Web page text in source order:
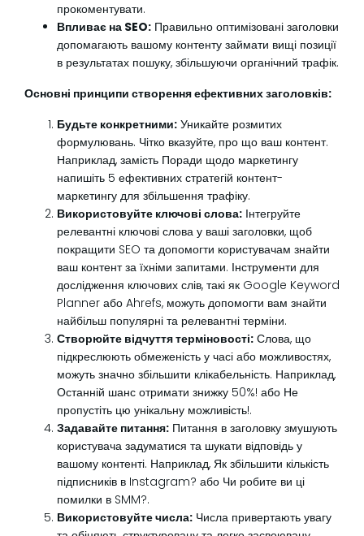
прокоментувати.
Впливає на SEO: Правильно оптимізовані заголовки
допомагають вашому контенту займати вищі позиції
в результатах пошуку, збільшуючи органічний трафік.
Основні принципи створення ефективних заголовків:
Будьте конкретними: Уникайте розмитих
формулювань. Чітко вказуйте, про що ваш контент.
Наприклад, замість Поради щодо маркетингу
напишіть 5 ефективних стратегій контент-
маркетингу для збільшення трафіку.
Використовуйте ключові слова: Інтегруйте
релевантні ключові слова у ваші заголовки, щоб
покращити SEO та допомогти користувачам знайти
ваш контент за їхніми запитами. Інструменти для
дослідження ключових слів, такі як Google Keyword
Planner або Ahrefs, можуть допомогти вам знайти
найбільш популярні та релевантні терміни.
Створюйте відчуття терміновості: Слова, що
підкреслюють обмеженість у часі або можливостях,
можуть значно збільшити клікабельність. Наприклад,
Останній шанс отримати знижку 50%! або Не
пропустіть цю унікальну можливість!.
Задавайте питання: Питання в заголовку змушують
користувача задуматися та шукати відповідь у
вашому контенті. Наприклад, Як збільшити кількість
підписників в Instagram? або Чи робите ви ці
помилки в SMM?.
Використовуйте числа: Числа привертають увагу